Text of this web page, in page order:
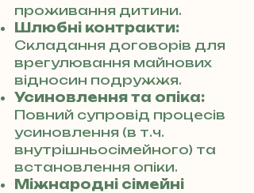
проживання дитини.
Шлюбні контракти:
Складання договорів для
врегулювання майнових
відносин подружжя.
Усиновлення та опіка:
Повний супровід процесів
усиновлення (в т.ч.
внутрішньосімейного) та
встановлення опіки.
Міжнародні сімейні